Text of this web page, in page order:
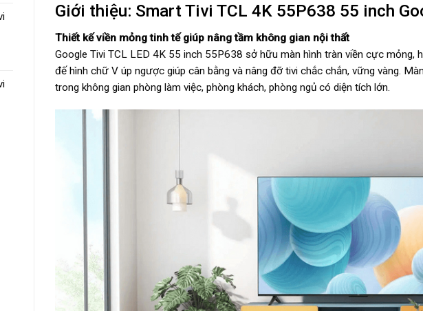
Giới thiệu: Smart Tivi TCL 4K 55P638 55 inch
Thiết kế viền mỏng tinh tế giúp nâng tầm không gian nội thất
Google Tivi TCL LED 4K 55 inch 55P638 sở hữu màn hình tràn viền cực mỏng,
đế hình chữ V úp ngược giúp cân bằng và nâng đỡ tivi chắc chắn, vững vàng.
trong không gian phòng làm việc, phòng khách, phòng ngủ có diện tích lớn.